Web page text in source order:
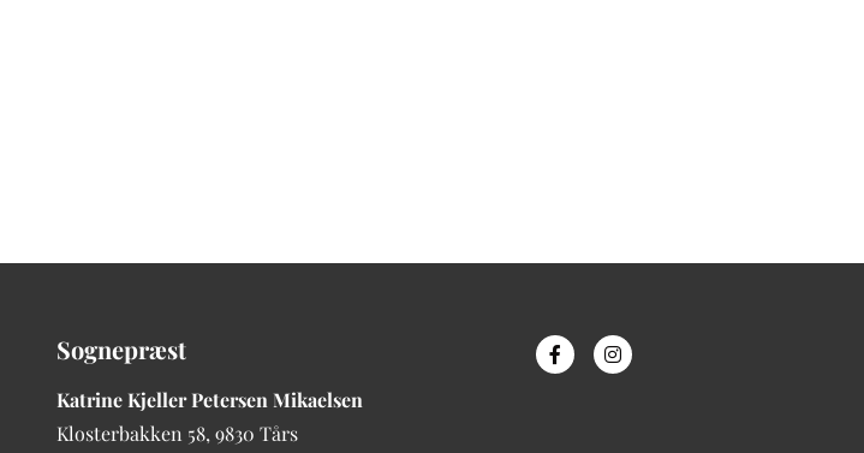
Sognepræst
Katrine Kjeller Petersen Mikaelsen
Klosterbakken 58, 9830 Tårs